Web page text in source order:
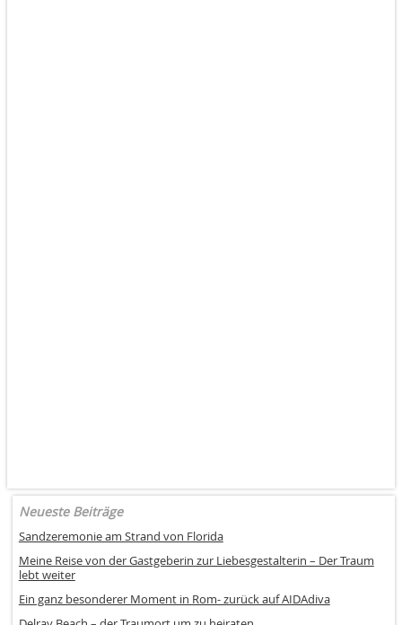
Neueste Beiträge
Sandzeremonie am Strand von Florida
Meine Reise von der Gastgeberin zur Liebesgestalterin – Der Traum
lebt weiter
Ein ganz besonderer Moment in Rom- zurück auf AIDAdiva